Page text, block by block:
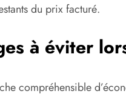
du prix facturé.
à éviter
compréhensible